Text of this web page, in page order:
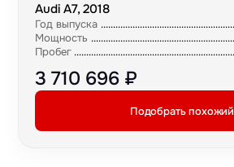
Audi A7, 2018
Год выпуска
Мощность
Пробег
3 710 696 ₽
Подобрать похожий